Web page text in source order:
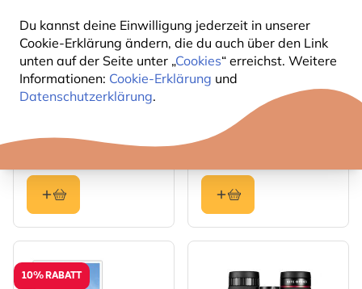
Du kannst deine Einwilligung jederzeit in unserer
Cookie-Erklärung ändern, die du auch über den Link
unten auf der Seite unter „Cookies“ erreichst. Weitere
Informationen: Cookie-Erklärung und
Datenschutzerklärung.
Igelhaus Deluxe XXL
The price depends on the options chosen on the
369,98 314,48
Wifi-Kamera für
Nistkästen,
solarbetrieben
209
10% RABATT